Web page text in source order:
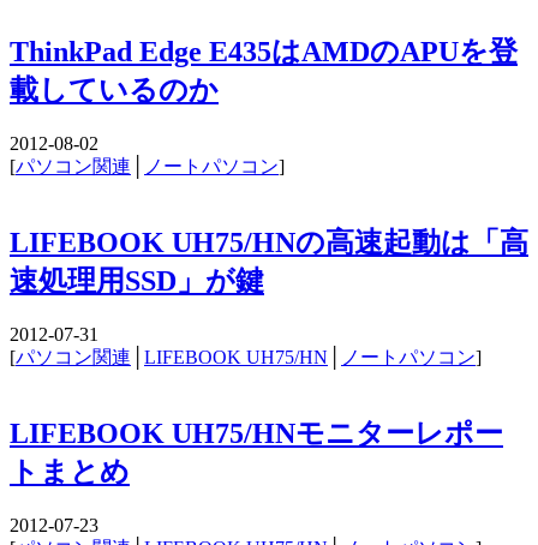
ThinkPad Edge E435はAMDのAPUを登
載しているのか
2012-08-02
[パソコン関連 ノートパソコン]
LIFEBOOK UH75/HNの高速起動は「高
速処理用SSD」が鍵
2012-07-31
[パソコン関連 LIFEBOOK UH75/HN ノートパソコン]
LIFEBOOK UH75/HNモニターレポー
トまとめ
2012-07-23